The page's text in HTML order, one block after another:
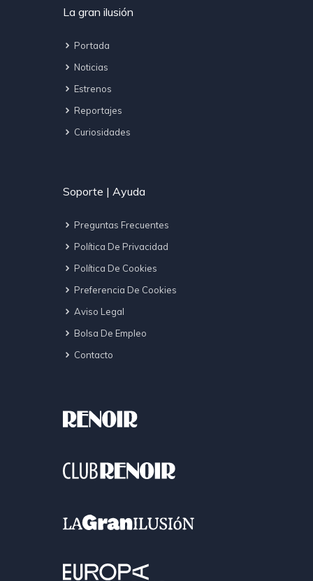
La gran ilusión
Portada
Noticias
Estrenos
Reportajes
Curiosidades
Soporte | Ayuda
Preguntas Frecuentes
Política De Privacidad
Política De Cookies
Preferencia De Cookies
Aviso Legal
Bolsa De Empleo
Contacto